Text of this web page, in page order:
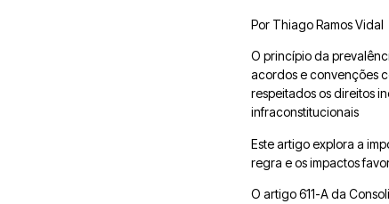
Por Thiago Ramos Vidal
O princípio da
acordos e convenções
respeitados os direitos
infraconstitucionais
Este artigo explora a
regra e os impactos
O artigo 611-A da